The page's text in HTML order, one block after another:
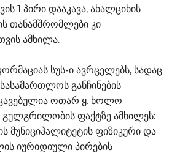
1 პირი დააკავა, ახალციხის
თანამშრომლები კი
ამხილა.
სუს-ი ავრცელებს, სადაც
განჩინების
ოთარ ყ. ხოლო
გულგრილობის ფაქტზე ამხილეს:
მუნიციპალიტეტის ფიზიკური და
იურიდიული პირების